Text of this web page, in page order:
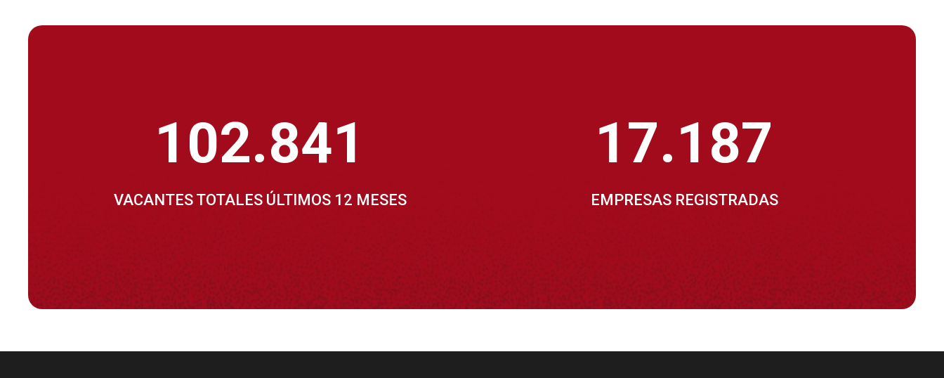
Estadísticas de la plataforma
102.841
VACANTES TOTALES ÚLTIMOS 12 MESES
17.187
EMPRESAS REGISTRADAS